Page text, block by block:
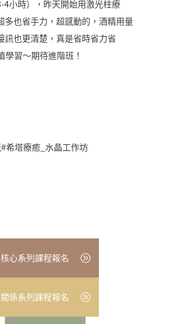
4小時），昨天開始用激光柱療
多也省手力，超感動的，酒精用量
訊也更清楚，真是省時省力省
學習～期待進階班！
希塔療癒_水晶工作坊
核心系列課程報名
關係系列課程報名